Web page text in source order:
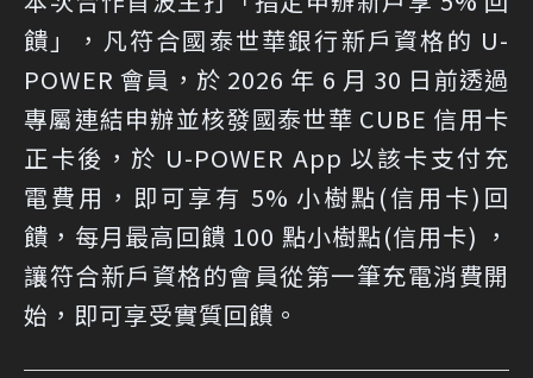
饋」，凡符合國泰世華銀行新戶資格的 U-
POWER 會員，於 2026 年 6 月 30 日前透過
專屬連結申辦並核發國泰世華 CUBE 信用卡
正卡後，於 U-POWER App 以該卡支付充
電費用，即可享有 5% 小樹點(信用卡)回
饋，每月最高回饋 100 點小樹點(信用卡) ，
讓符合新戶資格的會員從第一筆充電消費開
始，即可享受實質回饋。